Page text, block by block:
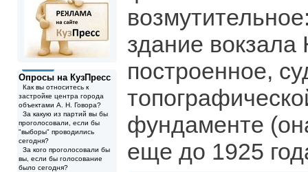
Опросы на КузПресс
Как вы относитесь к
застройке центра города
объектами А. Н. Говора?
За какую из партий вы бы
проголосовали, если бы
"выборы" проводились
сегодня?
За кого проголосовали бы
вы, если бы голосование
было сегодня?
здание вокзала
построенное,
фундаменте
еще до 1925